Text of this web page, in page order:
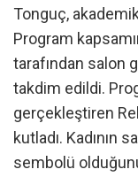
Tonguç,
Program
tarafından salon
takdim edildi.
gerçekleştiren
kutladı. Kadının
sembolü